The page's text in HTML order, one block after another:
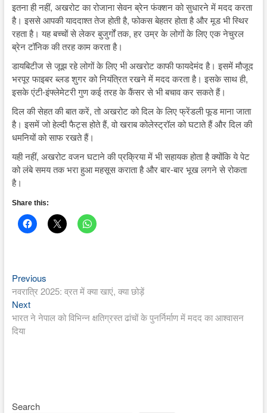
इतना ही नहीं, अखरोट का रोजाना सेवन ब्रेन फंक्शन को सुधारने में मदद करता
है। इससे आपकी याददाश्त तेज होती है, फोकस बेहतर होता है और मूड भी स्थिर
रहता है। यह बच्चों से लेकर बुजुर्गों तक, हर उम्र के लोगों के लिए एक नेचुरल
ब्रेन टॉनिक की तरह काम करता है।
डायबिटीज से जूझ रहे लोगों के लिए भी अखरोट काफी फायदेमंद है। इसमें मौजूद
भरपूर फाइबर ब्लड शुगर को नियंत्रित रखने में मदद करता है। इसके साथ ही,
इसके एंटी-इंफ्लेमेटरी गुण कई तरह के कैंसर से भी बचाव कर सकते हैं।
दिल की सेहत की बात करें, तो अखरोट को दिल के लिए फ्रेंडली फूड माना जाता
है। इसमें जो हेल्दी फैट्स होते हैं, वो खराब कोलेस्ट्रॉल को घटाते हैं और दिल की
धमनियों को साफ रखते हैं।
यही नहीं, अखरोट वजन घटाने की प्रक्रिया में भी सहायक होता है क्योंकि ये पेट
को लंबे समय तक भरा हुआ महसूस कराता है और बार-बार भूख लगने से रोकता
है।
Share this:
Post
navigation
PreviousPrevious
post:
नवरात्रि 2025: व्रत में क्या खाएं, क्या छोड़ें
NextNext
post:
भारत ने नेपाल को विभिन्न क्षतिग्रस्त ढांचों के पुनर्निर्माण में मदद का आश्वासन
दिया
Search